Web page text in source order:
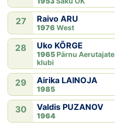
27 Raivo ARU
1976 West
28 Uko KÕRGE
1965 Pärnu Aerutajate
klubi
29 Airika LAINOJA
1985
30 Valdis PUZANOV
1964